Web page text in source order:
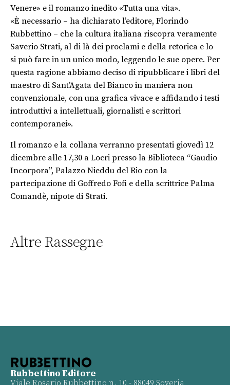
Venere» e il romanzo inedito «Tutta una vita».
«È necessario – ha dichiarato l’editore, Florindo
Rubbettino – che la cultura italiana riscopra veramente
Saverio Strati, al di là dei proclami e della retorica e lo
si può fare in un unico modo, leggendo le sue opere. Per
questa ragione abbiamo deciso di ripubblicare i libri del
maestro di Sant’Agata del Bianco in maniera non
convenzionale, con una grafica vivace e affidando i testi
introduttivi a intellettuali, giornalisti e scrittori
contemporanei».
Il romanzo e la collana verranno presentati giovedì 12
dicembre alle 17,30 a Locri presso la Biblioteca “Gaudio
Incorpora”, Palazzo Nieddu del Rio con la
partecipazione di Goffredo Fofi e della scrittrice Palma
Comandè, nipote di Strati.
Altre Rassegne
Rubbettino Editore
Viale Rosario Rubbettino n. 10 - 88049 Soveria